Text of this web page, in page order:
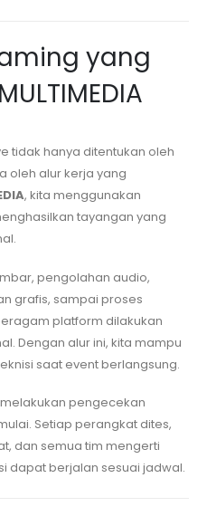
yang
tidak hanya ditentukan oleh
oleh alur kerja yang
, kita menggunakan
tayangan yang
pengolahan audio,
grafis, sampai proses
platform dilakukan
Dengan alur ini, kita mampu
saat event berlangsung.
pengecekan
Setiap perangkat dites,
dan semua tim mengerti
dapat berjalan sesuai jadwal.